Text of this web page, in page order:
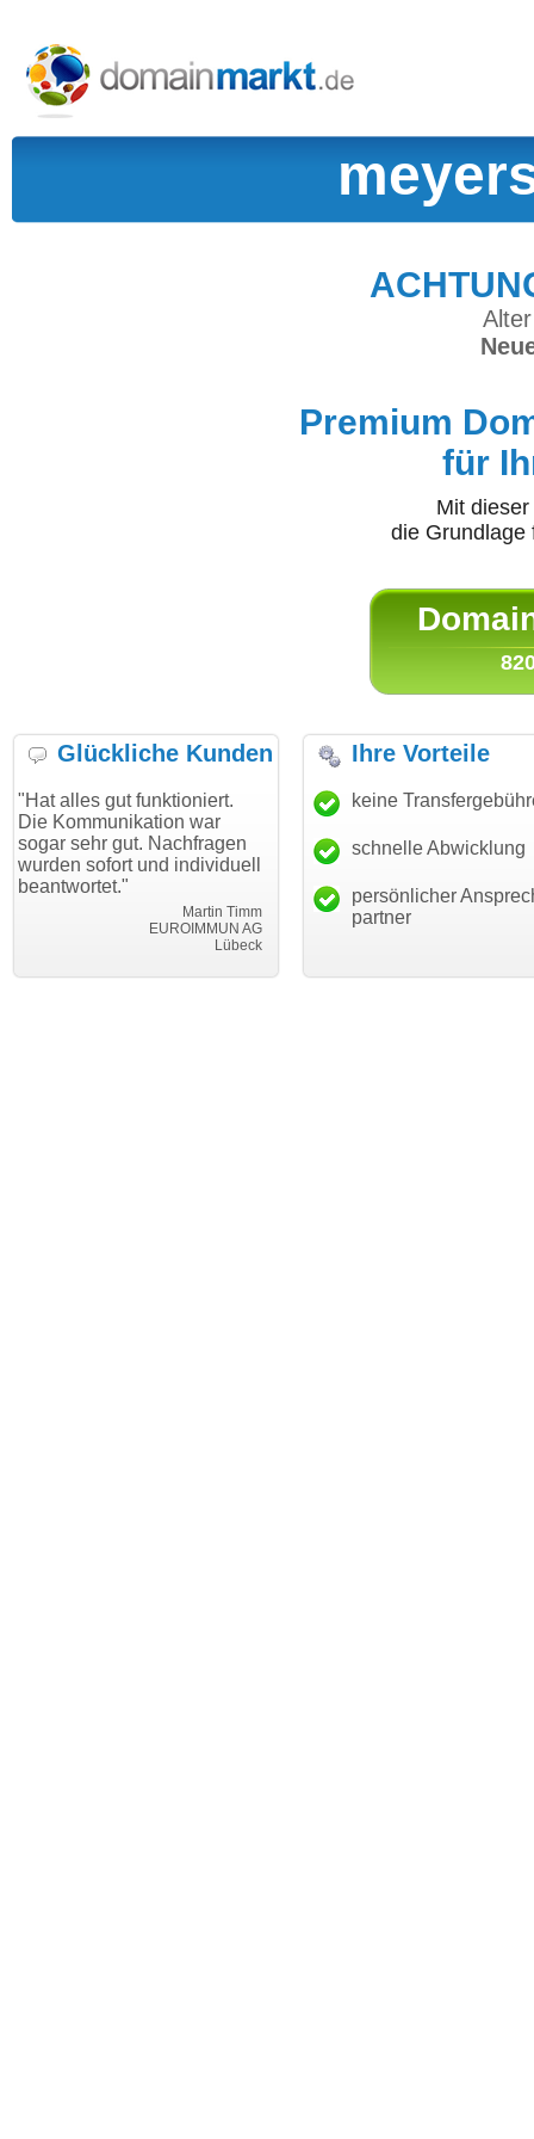
Premium
für
Mit
die
Glückliche Kunden
funktioniert.
war
gut. Nachfragen
und individuell
EUROIMMUN AG
"Danke für den schnellen
Transfer und guten Service!"
Thomas Schäfer
i can eckert communication GmbH
"Ich bin
haben.
mein
Ihre Vorteile
keine
schnelle Abwicklung
persönlicher
partner